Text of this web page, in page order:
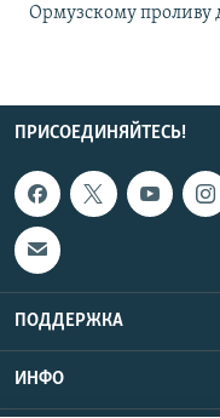
Ормузскому проливу
ПРИСОЕДИНЯЙТЕСЬ!
ПОДДЕРЖКА
ИНФО